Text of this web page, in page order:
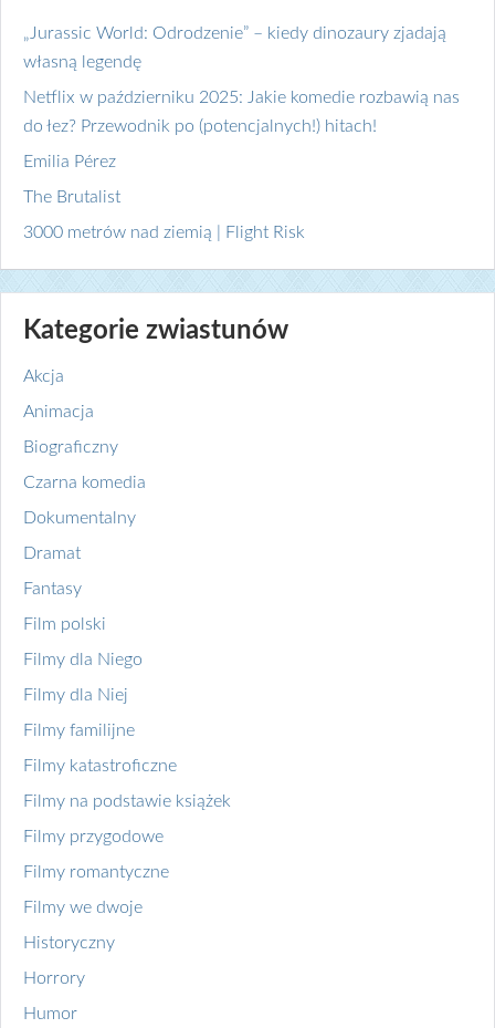
„Jurassic World: Odrodzenie” – kiedy dinozaury zjadają
własną legendę
Netflix w październiku 2025: Jakie komedie rozbawią nas
do łez? Przewodnik po (potencjalnych!) hitach!
Emilia Pérez
The Brutalist
3000 metrów nad ziemią | Flight Risk
Kategorie zwiastunów
Akcja
Animacja
Biograficzny
Czarna komedia
Dokumentalny
Dramat
Fantasy
Film polski
Filmy dla Niego
Filmy dla Niej
Filmy familijne
Filmy katastroficzne
Filmy na podstawie książek
Filmy przygodowe
Filmy romantyczne
Filmy we dwoje
Historyczny
Horrory
Humor